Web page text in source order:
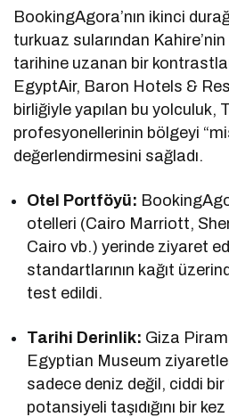
BookingAgora’nın ikinci
turkuaz sularından
tarihine uzanan bir kontrastlar
EgyptAir, Baron Hotels &
birliğiyle yapılan bu yolculuk,
profesyonellerinin bölgeyi
değerlendirmesini sağladı.
Otel Portföyü:
otelleri (Cairo Marriott,
Cairo vb.) yerinde ziyaret
standartlarının kağıt
test edildi.
Tarihi Derinlik: Giza
Egyptian Museum
sadece deniz değil, ciddi bir
potansiyeli taşıdığını bir